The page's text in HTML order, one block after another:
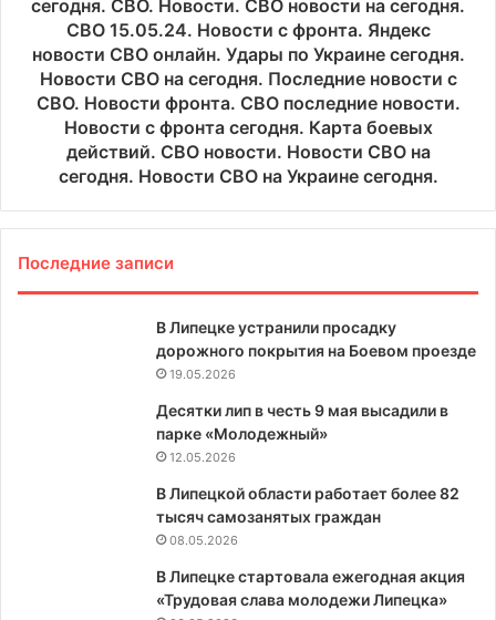
сегодня. СВО. Новости. СВО новости на сегодня.
СВО 15.05.24. Новости с фронта. Яндекс
новости СВО онлайн. Удары по Украине сегодня.
Новости СВО на сегодня. Последние новости с
СВО. Новости фронта. СВО последние новости.
Новости с фронта сегодня. Карта боевых
действий. СВО новости. Новости СВО на
сегодня. Новости СВО на Украине сегодня.
Последние записи
В Липецке устранили просадку
дорожного покрытия на Боевом проезде
19.05.2026
Десятки лип в честь 9 мая высадили в
парке «Молодежный»
12.05.2026
В Липецкой области работает более 82
тысяч самозанятых граждан
08.05.2026
В Липецке стартовала ежегодная акция
«Трудовая слава молодежи Липецка»